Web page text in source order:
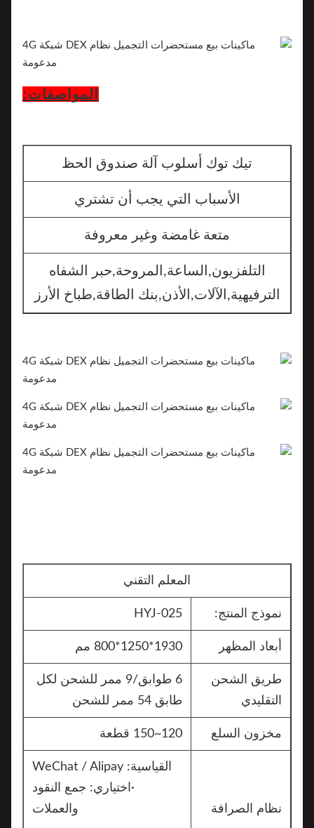
المواصفات:
تيك توك أسلوب آلة صندوق الحظ
الأسباب التي يجب أن تشتري
متعة غامضة وغير معروفة
التلفزيون,الساعة,المروحة,حبر الشفاه
الترفيهية,الآلات,الأذن,بنك الطاقة,طباخ الأرز
المعلم التقني
نموذج المنتج: HYJ-025
أبعاد المظهر 1930*1250*800 مم
طريق الشحن
التقليدي
6 طوابق/9 ممر للشحن لكل
طابق 54 ممر للشحن
مخزون السلع
نظام الصرافة
القياسية: WeChat / Alipay
·اختياري: جمع النقود
والعملات